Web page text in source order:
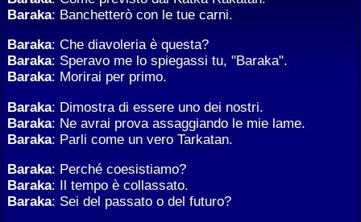
Baraka: Banchetterò con le tue carni.
Baraka: Che diavoleria è questa?
Baraka: Speravo me lo spiegassi tu, "Baraka".
Baraka: Morirai per primo.
Baraka: Dimostra di essere uno dei nostri.
Baraka: Ne avrai prova assaggiando le mie lame.
Baraka: Parli come un vero Tarkatan.
Baraka: Perché coesistiamo?
Baraka: Il tempo è collassato.
Baraka: Sei del passato o del futuro?